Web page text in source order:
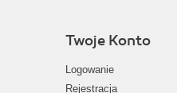
Twoje Konto
Logowanie
Rejestracja